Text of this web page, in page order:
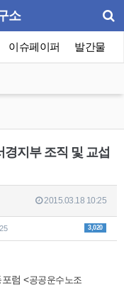
소
이슈페이퍼 발간물
지부 조직 및 교섭
2015.03.18 10:25
3,020
럼 <공공운수노조